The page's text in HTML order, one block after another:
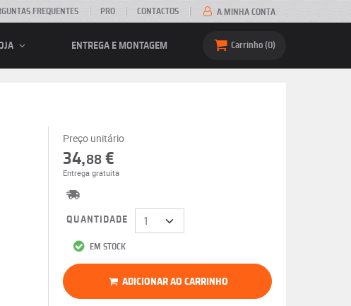
FREQUENTES PRO CONTACTOS A MINHA CONTA
ENTREGA E MONTAGEM Carrinho 0
Preço unitário
34,88€
Entrega gratuita
EM STOCK
QUANTIDADE
ADICIONAR AO CARRINHO